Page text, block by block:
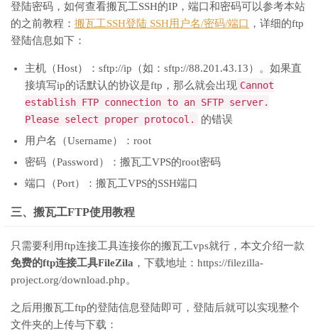
登陆密码，如何查看搬瓦工SSH的IP，端口和密码可以参考本站
的之前教程： 搬瓦工SSH登陆 SSH用户名/密码/端口 ，详细的ftp
登陆信息如下：
主机（Host）：sftp://ip（如：sftp://88.201.43.13）。如果直
接填写ip的话默认的协议是ftp，那么就会出现 Cannot
establish FTP connection to an SFTP server.
Please select proper protocol.
的错误
用户名（Username）：root
密码（Password）：搬瓦工VPS的root密码
端口（Port）：搬瓦工VPS的SSH端口
三、搬瓦工FTP使用教程
只需要利用ftp连接工具连接你的搬瓦工vps就行，本文介绍一款
免费的ftp连接工具FileZila ，下载地址：https://filezilla-
project.org/download.php。
之后用搬瓦工ftp的登陆信息登陆即可，登陆后就可以实现整个
文件夹的上传与下载：